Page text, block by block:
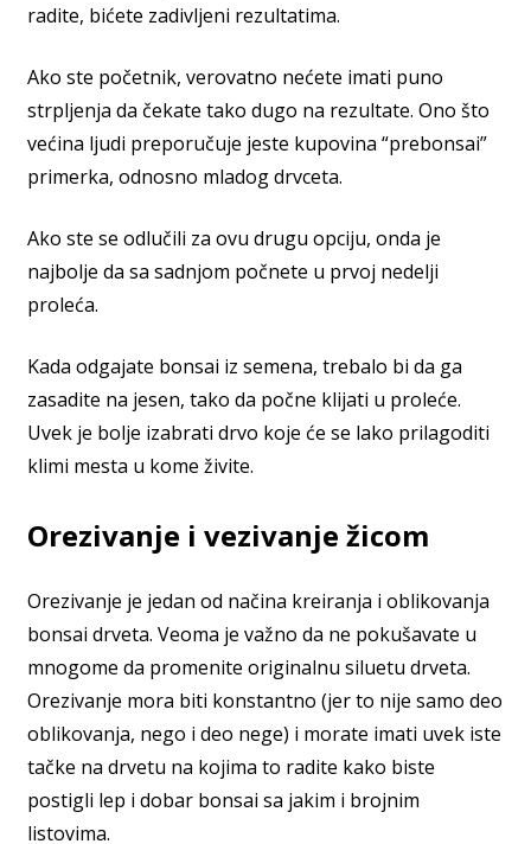
radite, bićete zadivljeni rezultatima.
Ako ste početnik, verovatno nećete imati puno
strpljenja da čekate tako dugo na rezultate. Ono što
većina ljudi preporučuje jeste kupovina “prebonsai”
primerka, odnosno mladog drvceta.
Ako ste se odlučili za ovu drugu opciju, onda je
najbolje da sa sadnjom počnete u prvoj nedelji
proleća.
Kada odgajate bonsai iz semena, trebalo bi da ga
zasadite na jesen, tako da počne klijati u proleće.
Uvek je bolje izabrati drvo koje će se lako prilagoditi
klimi mesta u kome živite.
Orezivanje i vezivanje žicom
Orezivanje je jedan od načina kreiranja i oblikovanja
bonsai drveta. Veoma je važno da ne pokušavate u
mnogome da promenite originalnu siluetu drveta.
Orezivanje mora biti konstantno (jer to nije samo deo
oblikovanja, nego i deo nege) i morate imati uvek iste
tačke na drvetu na kojima to radite kako biste
postigli lep i dobar bonsai sa jakim i brojnim
listovima.